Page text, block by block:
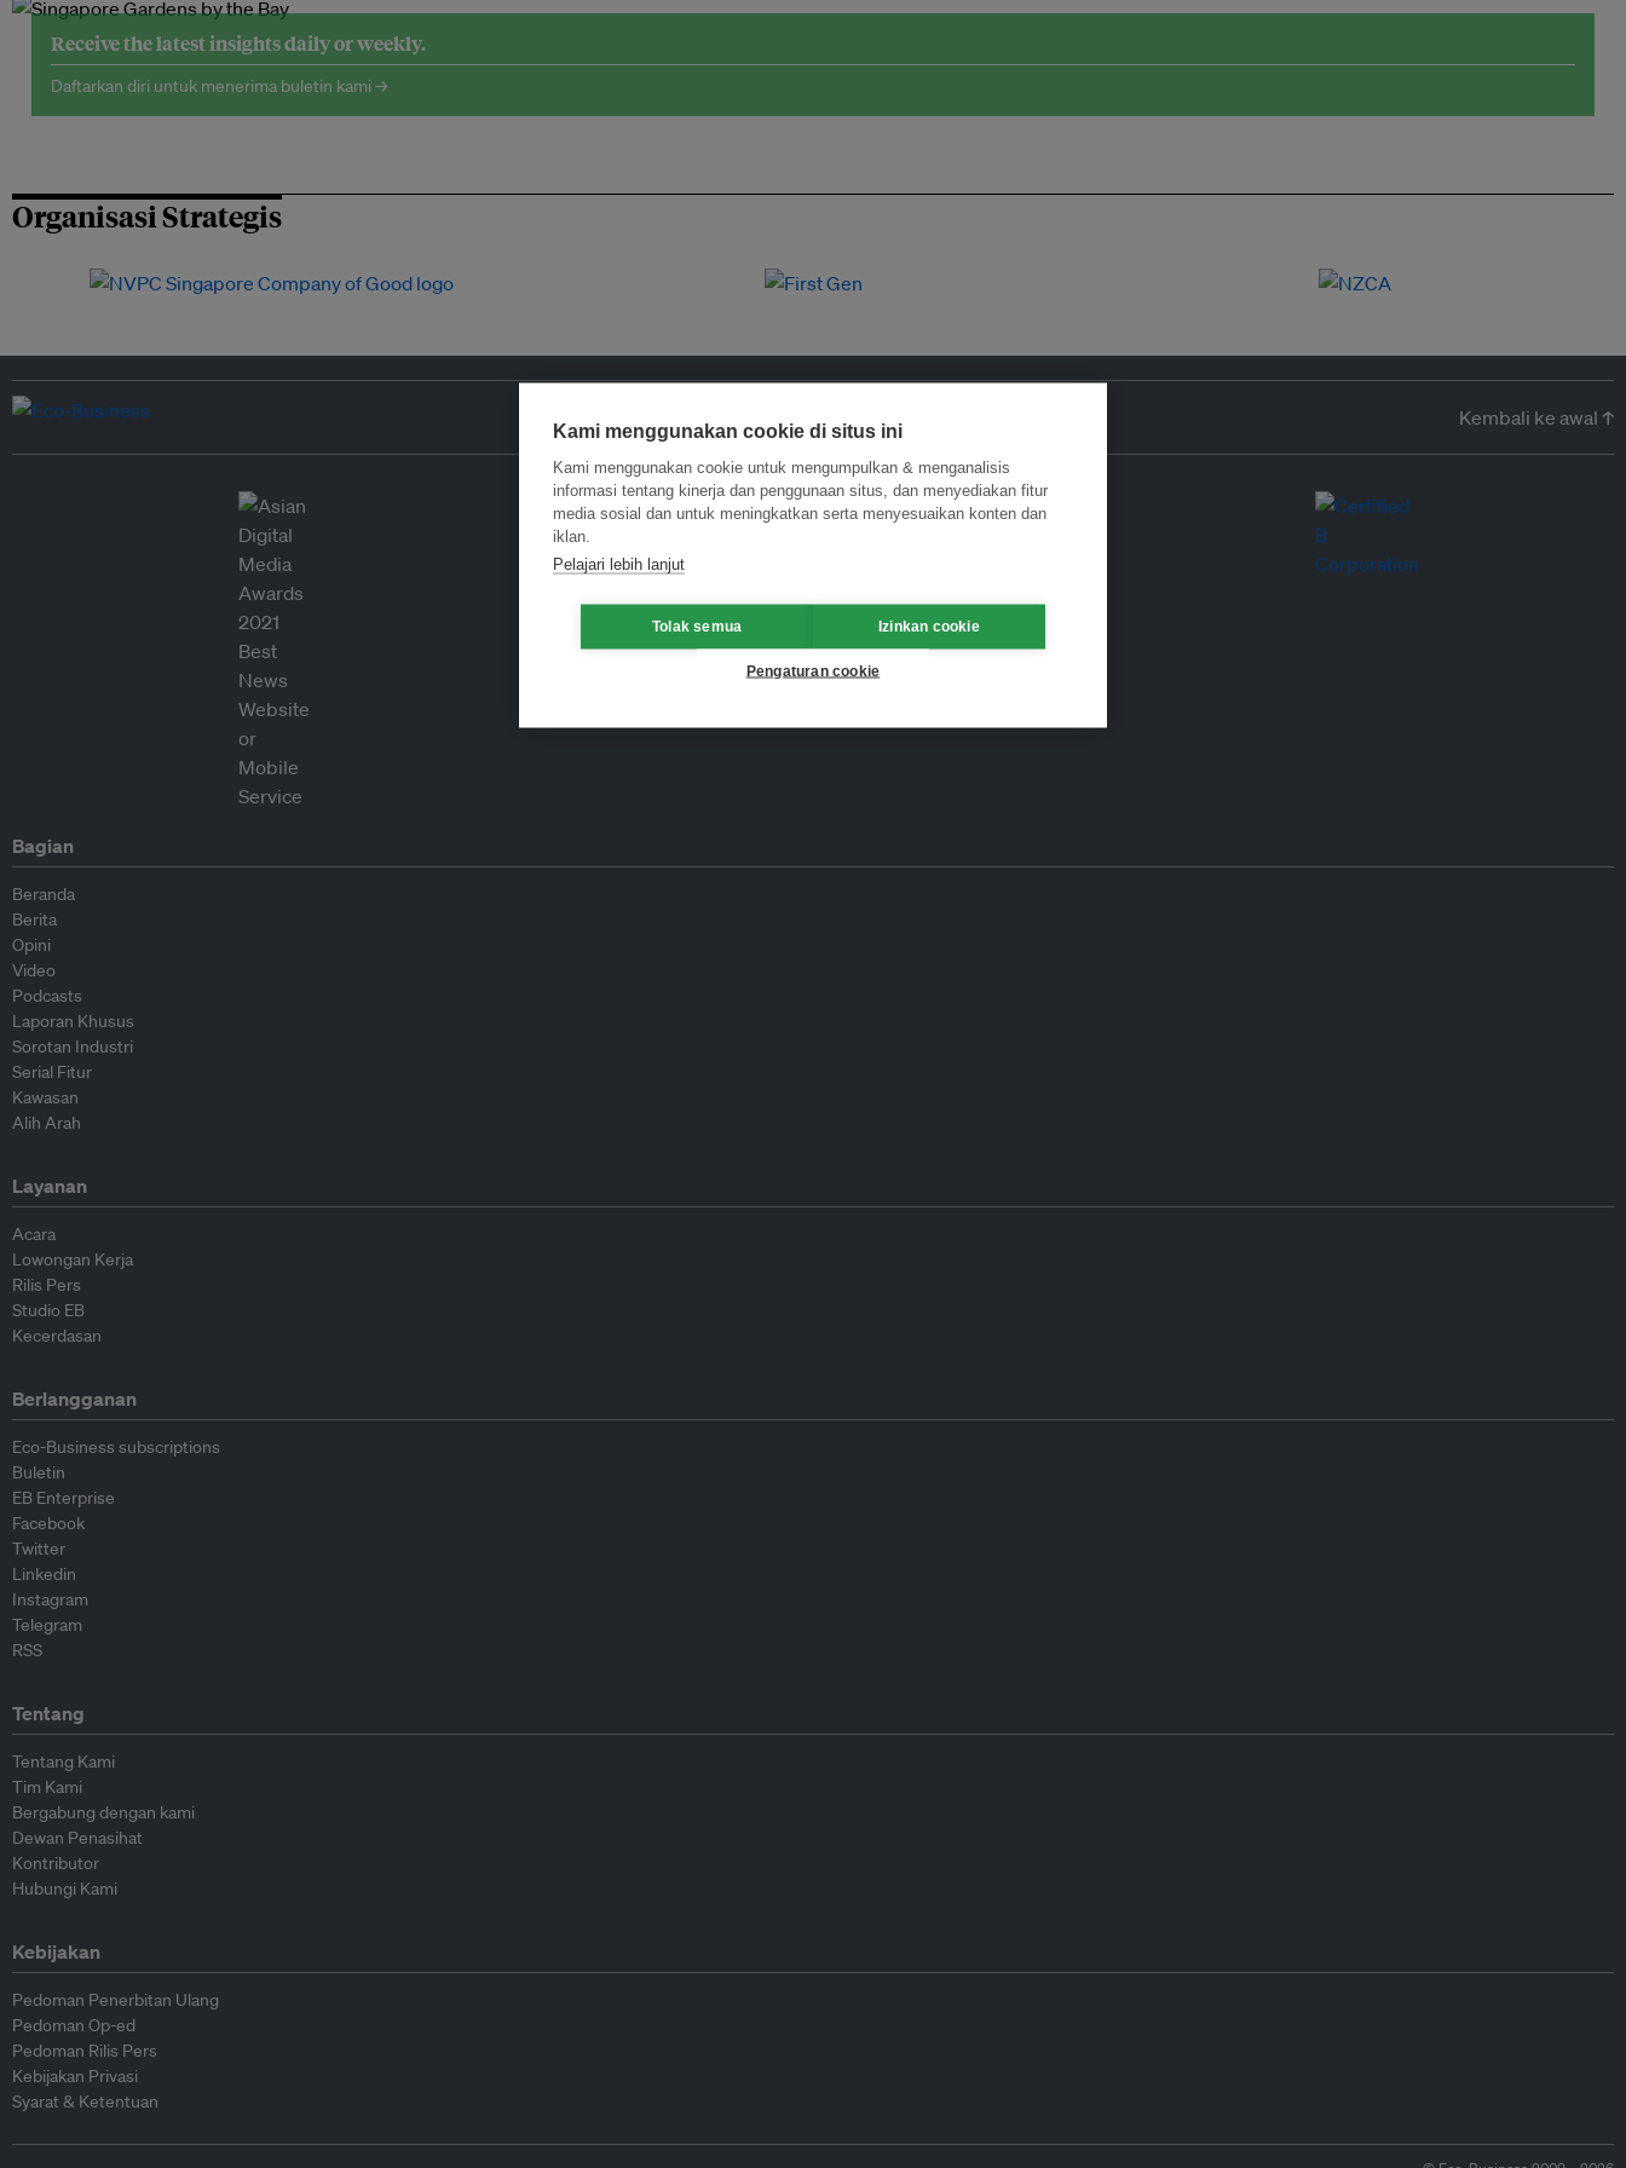
Receive the latest insights daily or weekly.
Daftarkan diri untuk menerima buletin kami →
Organisasi Strategis
Kembali ke awal ↑
Bagian
Beranda
Berita
Opini
Video
Podcasts
Laporan Khusus
Sorotan Industri
Serial Fitur
Kawasan
Alih Arah
Layanan
Acara
Lowongan Kerja
Rilis Pers
Studio EB
Kecerdasan
Berlangganan
Eco-Business subscriptions
Buletin
EB Enterprise
Facebook
Twitter
Linkedin
Instagram
Telegram
RSS
Tentang
Tentang Kami
Tim Kami
Bergabung dengan kami
Dewan Penasihat
Kontributor
Hubungi Kami
Kebijakan
Pedoman Penerbitan Ulang
Pedoman Op-ed
Pedoman Rilis Pers
Kebijakan Privasi
Syarat & Ketentuan
Kami menggunakan cookie di situs ini
Kami menggunakan cookie untuk mengumpulkan & menganalisis
informasi tentang kinerja dan penggunaan situs, dan menyediakan fitur
media sosial dan untuk meningkatkan serta menyesuaikan konten dan
iklan.
Pelajari lebih lanjut
Tolak semua Izinkan cookie
Pengaturan cookie